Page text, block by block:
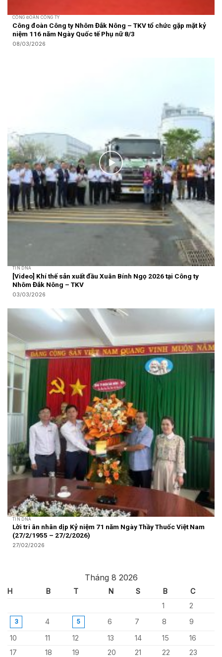
CÔNG ĐOÀN CÔNG TY
Công đoàn Công ty Nhôm Đắk Nông – TKV tổ chức gặp mặt kỷ
niệm 116 năm Ngày Quốc tế Phụ nữ 8/3
08/03/2026
TIN DNA
[Video] Khí thế sản xuất đầu Xuân Bính Ngọ 2026 tại Công ty
Nhôm Đắk Nông – TKV
03/03/2026
TIN DNA
Lời tri ân nhân dịp Kỷ niệm 71 năm Ngày Thầy Thuốc Việt Nam
(27/2/1955 – 27/2/2026)
27/02/2026
Tháng 8 2026
H B T N S B
C
1
2
3 4 5 6 7 8
9
10
11 12 13 14 15
16
17
18 19 20 21 22
23